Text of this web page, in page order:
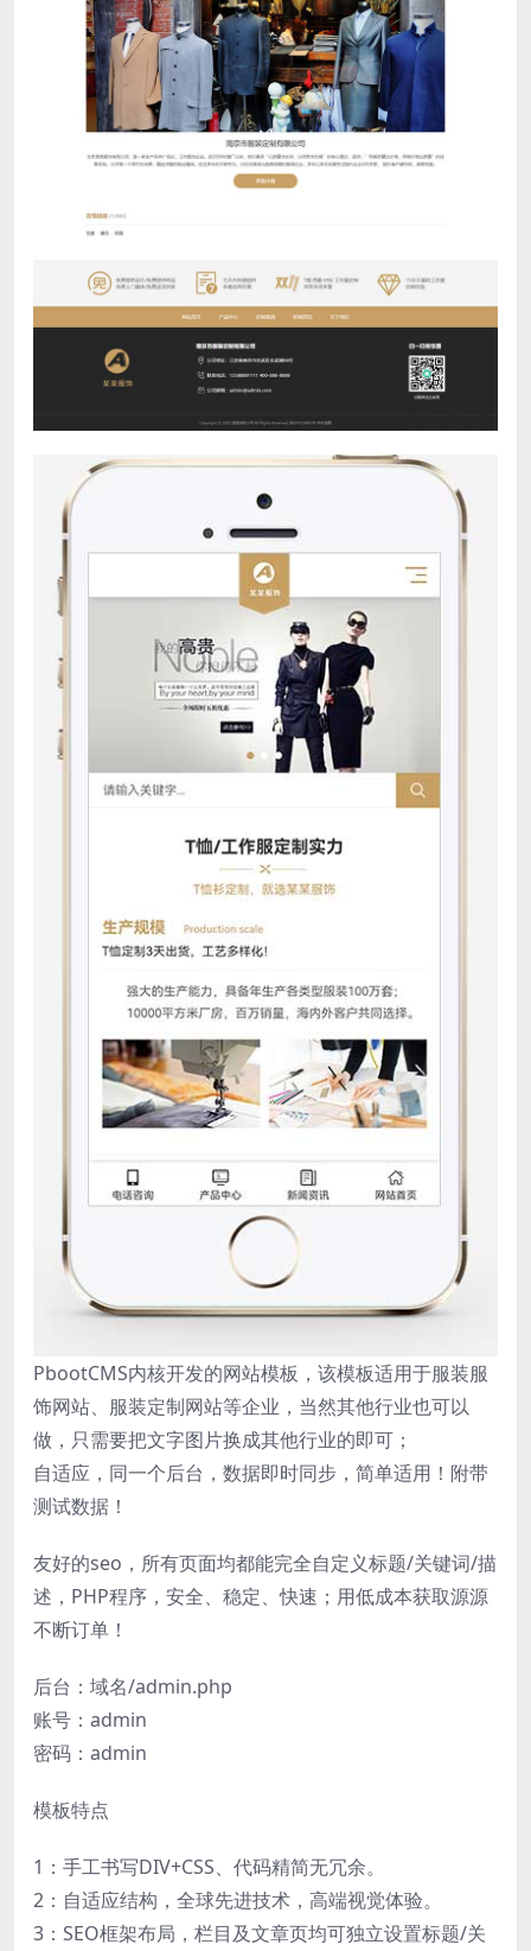
PbootCMS内核开发的网站模板，该模板适用于服装服
饰网站、服装定制网站等企业，当然其他行业也可以
做，只需要把文字图片换成其他行业的即可；
自适应，同一个后台，数据即时同步，简单适用！附带
测试数据！
友好的seo，所有页面均都能完全自定义标题/关键词/描
述，PHP程序，安全、稳定、快速；用低成本获取源源
不断订单！
后台：域名/admin.php
账号：admin
密码：admin
模板特点
1：手工书写DIV+CSS、代码精简无冗余。
2：自适应结构，全球先进技术，高端视觉体验。
3：SEO框架布局，栏目及文章页均可独立设置标题/关